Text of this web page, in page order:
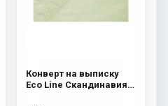
Конверт на выписку
Eco Line Скандинавия